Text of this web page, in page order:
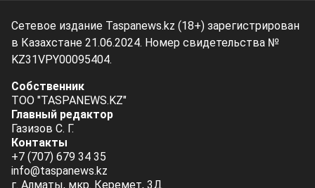
Сетевое издание Taspanews.kz (18+) зарегистрирован
в Казахстане 21.06.2024. Номер свидетельства №
KZ31VPY00095404.
Собственник
ТОО "TASPANEWS.KZ"
Главный редактор
Газизов С. Г.
Контакты
+7 (707) 679 34 35
info@taspanews.kz
г. Алматы, мкр. Керемет, 3Д